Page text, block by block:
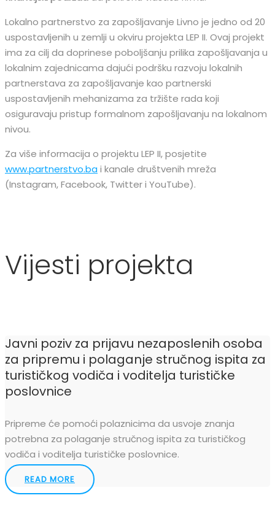
Lokalno partnerstvo za zapošljavanje Livno je jedno od 20
uspostavljenih u zemlji u okviru projekta LEP II. Ovaj projekt
ima za cilj da doprinese poboljšanju prilika zapošljavanja u
lokalnim zajednicama dajući podršku razvoju lokalnih
partnerstava za zapošljavanje kao partnerski
uspostavljenih mehanizama za tržište rada koji
osiguravaju pristup formalnom zapošljavanju na lokalnom
nivou.
Za više informacija o projektu LEP II, posjetite
www.partnerstvo.bai kanale društvenih mreža
(Instagram, Facebook, Twitter i YouTube).
Vijesti projekta
Javni poziv za prijavu nezaposlenih osoba
za pripremu i polaganje stručnog ispita za
turističkog vodiča i voditelja turističke
poslovnice
Pripreme će pomoći polaznicima da usvoje znanja
potrebna za polaganje stručnog ispita za turističkog
vodiča i voditelja turističke poslovnice.
READ MORE